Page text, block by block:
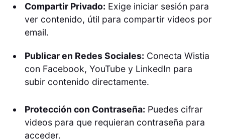
Compartir Privado: Exige iniciar sesión para
ver contenido, útil para compartir videos por
email.
Publicar en Redes Sociales: Conecta Wistia
con Facebook, YouTube y LinkedIn para
subir contenido directamente.
Protección con Contraseña: Puedes cifrar
videos para que requieran contraseña para
acceder.